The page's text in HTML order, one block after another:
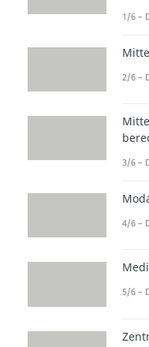
100
kleiner
1/6 –
2/6 –
3/6 –
4/6 –
5/6 –